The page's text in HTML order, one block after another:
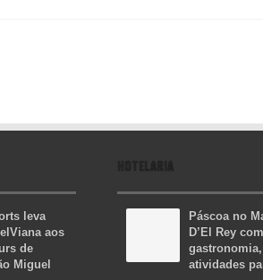
leva
aos
de
Miguel
HOTELARIA
Páscoa no
D’El Rey com
atividades